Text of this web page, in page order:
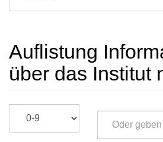
Auflistung
über das Institut